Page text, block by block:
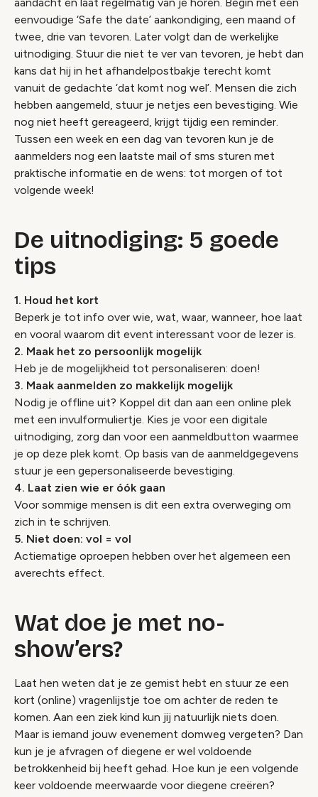
aandacht en laat regelmatig van je horen. Begin met een
eenvoudige ‘Safe the date’ aankondiging, een maand of
twee, drie van tevoren. Later volgt dan de werkelijke
uitnodiging. Stuur die niet te ver van tevoren, je hebt dan
kans dat hij in het afhandelpostbakje terecht komt
vanuit de gedachte ‘dat komt nog wel’. Mensen die zich
hebben aangemeld, stuur je netjes een bevestiging. Wie
nog niet heeft gereageerd, krijgt tijdig een reminder.
Tussen een week en een dag van tevoren kun je de
aanmelders nog een laatste mail of sms sturen met
praktische informatie en de wens: tot morgen of tot
volgende week!
De uitnodiging: 5 goede
tips
1. Houd het kort
Beperk je tot info over wie, wat, waar, wanneer, hoe laat
en vooral waarom dit event interessant voor de lezer is.
2. Maak het zo persoonlijk mogelijk
Heb je de mogelijkheid tot personaliseren: doen!
3. Maak aanmelden zo makkelijk mogelijk
Nodig je offline uit? Koppel dit dan aan een online plek
met een invulformuliertje. Kies je voor een digitale
uitnodiging, zorg dan voor een aanmeldbutton waarmee
je op deze plek komt. Op basis van de aanmeldgegevens
stuur je een gepersonaliseerde bevestiging.
4. Laat zien wie er óók gaan
Voor sommige mensen is dit een extra overweging om
zich in te schrijven.
5. Niet doen: vol = vol
Actiematige oproepen hebben over het algemeen een
averechts effect.
Wat doe je met no-
show’ers?
Laat hen weten dat je ze gemist hebt en stuur ze een
kort (online) vragenlijstje toe om achter de reden te
komen. Aan een ziek kind kun jij natuurlijk niets doen.
Maar is iemand jouw evenement domweg vergeten? Dan
kun je je afvragen of diegene er wel voldoende
betrokkenheid bij heeft gehad. Hoe kun je een volgende
keer voldoende meerwaarde voor diegene creëren?